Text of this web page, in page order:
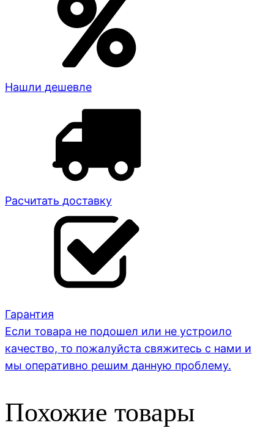
Нашли дешевле
Расчитать доставку
Гарантия
Если товара не подошел или не устроило
качество, то пожалуйста свяжитесь с нами и
мы оперативно решим данную проблему.
Похожие товары